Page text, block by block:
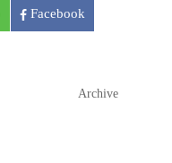
Facebook
Archive